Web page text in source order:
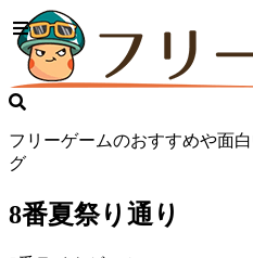
フリーゲームのおすすめや面
グ
8番夏祭り通り